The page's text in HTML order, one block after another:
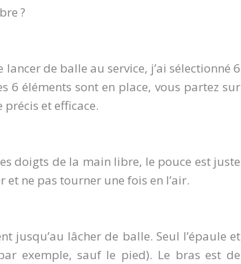
?
de balle au service, j’ai sélectionné 6
6 éléments sont en place, vous partez sur
et efficace.
doigts de la main libre, le pouce est juste
ne pas tourner une fois en l’air.
jusqu’au lâcher de balle. Seul l’épaule et
exemple, sauf le pied). Le bras est de